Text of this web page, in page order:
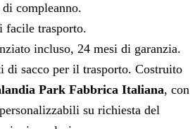
compleanno.
facile trasporto.
incluso, 24 mesi di garanzia.
di sacco per il trasporto. Costruito
Park Fabbrica Italiana, con
su richiesta del